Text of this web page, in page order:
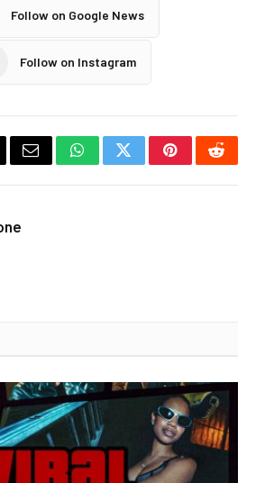
Follow on Google News
Follow on Instagram
Email WhatsAppTwitterPinterest